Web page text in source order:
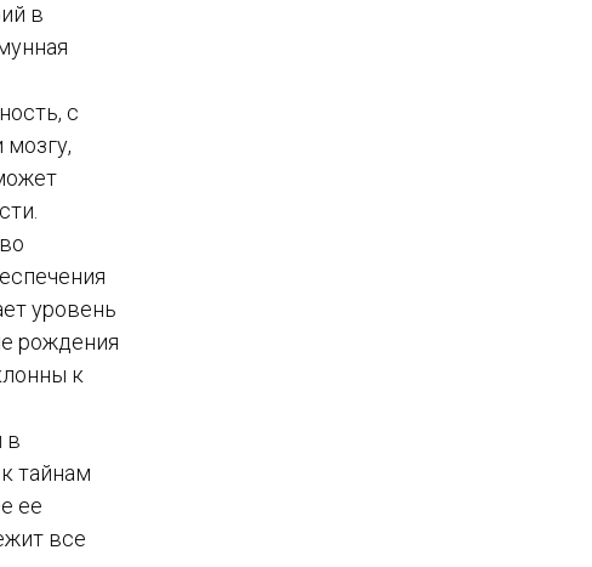
в
с
уровень
рождения
к
в
тайнам
ее
все